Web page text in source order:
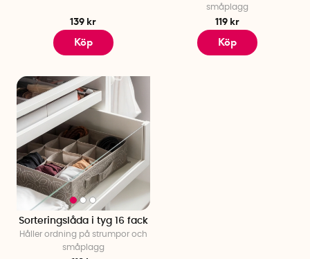
139 kr
Köp
småplagg
119 kr
Köp
Sorteringslåda i tyg 16 fack
Håller ordning på strumpor och
småplagg